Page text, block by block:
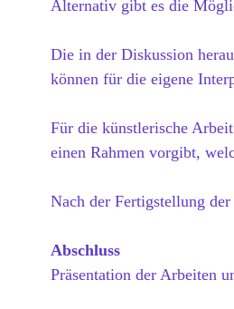
Alternativ gibt es die
Die in der Diskussion
können für die eigene
Für die künstlerische
einen Rahmen vorgibt,
Nach der Fertigstellung
Abschluss
Präsentation der Arbeiten